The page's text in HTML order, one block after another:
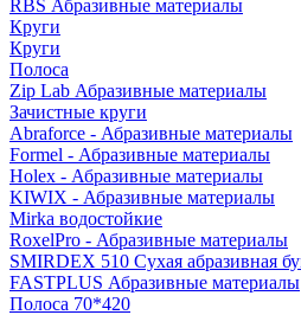
RBS Абразивные материалы
Круги
Круги
Полоса
Zip Lab Абразивные материалы
Зачистные круги
Abraforce - Абразивные материалы
Formel - Абразивные материалы
Holex - Абразивные материалы
KIWIX - Абразивные материалы
Mirka водостойкие
RoxelPro - Абразивные материалы
SMIRDEX 510 Сухая абразивная
FASTPLUS Абразивные материалы
Полоса 70*420